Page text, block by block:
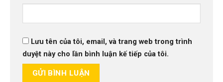
Lưu tên của tôi, email, và trang web trong trình
duyệt này cho lần bình luận kế tiếp của tôi.